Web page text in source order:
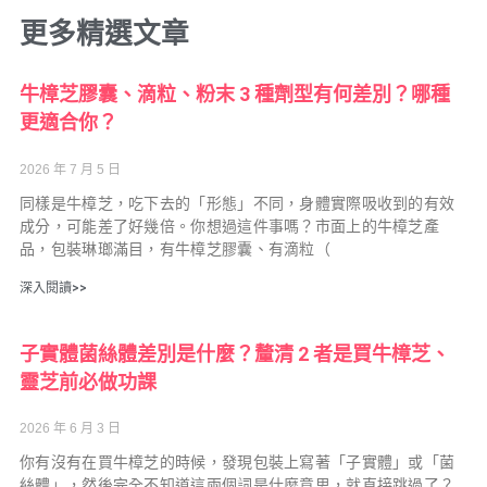
更多精選文章
牛樟芝膠囊、滴粒、粉末 3 種劑型有何差別？哪種
更適合你？
2026 年 7 月 5 日
同樣是牛樟芝，吃下去的「形態」不同，身體實際吸收到的有效
成分，可能差了好幾倍。你想過這件事嗎？市面上的牛樟芝產
品，包裝琳瑯滿目，有牛樟芝膠囊、有滴粒（
深入閱讀>>
子實體菌絲體差別是什麼？釐清 2 者是買牛樟芝、
靈芝前必做功課
2026 年 6 月 3 日
你有沒有在買牛樟芝的時候，發現包裝上寫著「子實體」或「菌